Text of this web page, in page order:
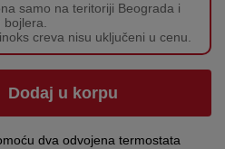
samo na teritoriji Beograda i
creva nisu uključeni u cenu.
Dodaj u korpu
dva odvojena termostata